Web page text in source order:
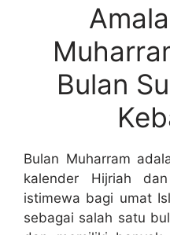
Bulan
Bulan Muharram
kalender Hijriah
istimewa bagi umat
sebagai salah satu